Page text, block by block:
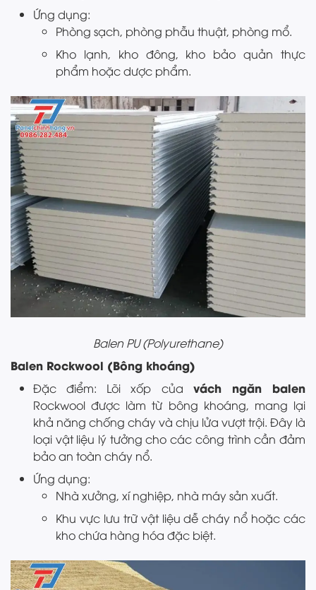
Ứng dụng:
Phòng sạch, phòng phẫu thuật, phòng mổ.
Kho lạnh, kho đông, kho bảo quản thực
phẩm hoặc dược phẩm.
Balen PU (Polyurethane)
Balen Rockwool (Bông khoáng)
Đặc điểm: Lõi xốp của vách ngăn balen
Rockwool được làm từ bông khoáng, mang lại
khả năng chống cháy và chịu lửa vượt trội. Đây là
loại vật liệu lý tưởng cho các công trình cần đảm
bảo an toàn cháy nổ.
Ứng dụng:
Nhà xưởng, xí nghiệp, nhà máy sản xuất.
Khu vực lưu trữ vật liệu dễ cháy nổ hoặc các
kho chứa hàng hóa đặc biệt.